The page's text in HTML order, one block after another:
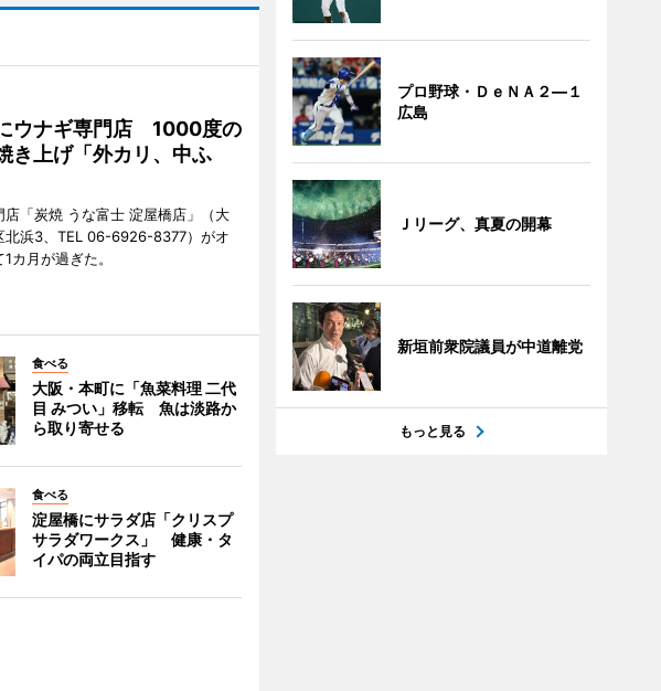
ウナギ専門店 1000度の
き上げ「外カリ、中ふ
店「炭焼 うな富士 淀屋橋店」（大
北浜3、TEL 06-6926-8377）がオ
カ月が過ぎた。
食べる
大阪・本町に「魚菜料理 二代
目 みつい」移転 魚は淡路か
ら取り寄せる
食べる
淀屋橋にサラダ店「クリスプ
サラダワークス」 健康・タ
イパの両立目指す
プロ野球・ＤｅＮＡ２―１
広島
Ｊリーグ、真夏の開幕
新垣前衆院議員が中道離党
もっと見る